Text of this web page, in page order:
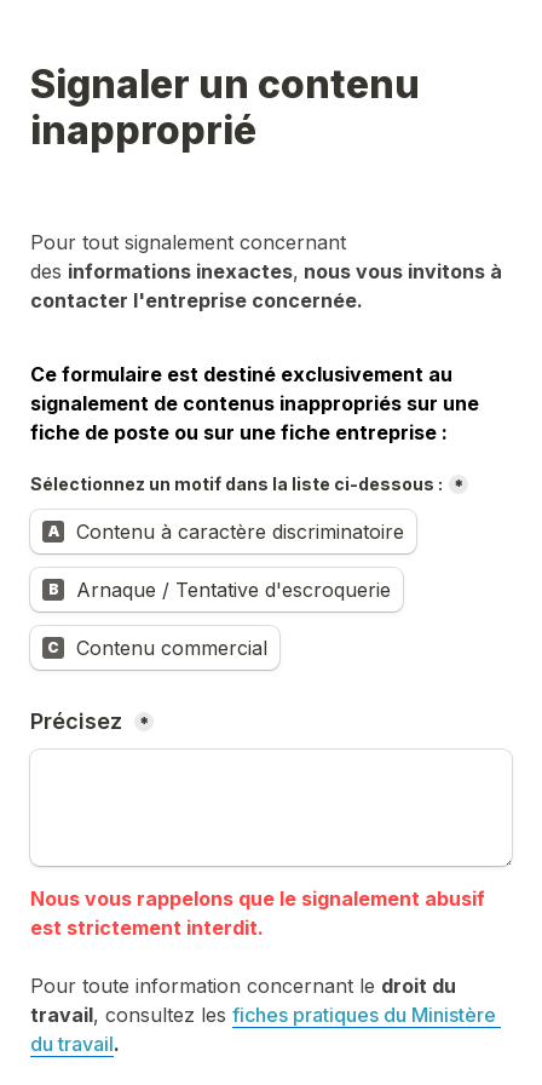
Signaler un contenu
inapproprié
Pour tout signalement concernant
des informations inexactes, nous vous invitons à
contacter l'entreprise concernée.
Ce formulaire est destiné exclusivement au
signalement de contenus inappropriés sur une
fiche de poste ou sur une fiche entreprise :
Sélectionnez un motif dans la liste ci-dessous : *
A Contenu à caractère discriminatoire
B Arnaque / Tentative d'escroquerie
C Contenu commercial
Précisez *
Nous vous rappelons que le signalement abusif
Pour toute information concernant le droit du
travail, consultez les fiches pratiques du Ministère
du travail